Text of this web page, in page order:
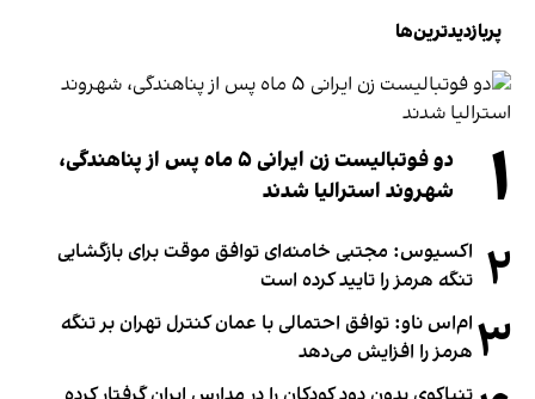
پربازدیدترین‌ها
۱
دو فوتبالیست زن ایرانی ۵ ماه پس از پناهندگی،
شهروند استرالیا شدند
۲ اکسیوس: مجتبی خامنه‌ای توافق موقت برای بازگشایی
تنگه هرمز را تایید کرده است
۳ ام‌اس ناو: توافق احتمالی با عمان کنترل تهران بر تنگه
هرمز را افزایش می‌دهد